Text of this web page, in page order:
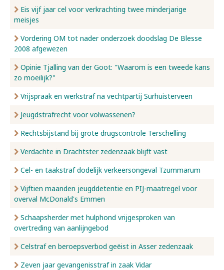
Eis vijf jaar cel voor verkrachting twee minderjarige
meisjes
Vordering OM tot nader onderzoek doodslag De Blesse
2008 afgewezen
Opinie Tjalling van der Goot: "Waarom is een tweede kans
zo moeilijk?"
Vrijspraak en werkstraf na vechtpartij Surhuisterveen
Jeugdstrafrecht voor volwassenen?
Rechtsbijstand bij grote drugscontrole Terschelling
Verdachte in Drachtster zedenzaak blijft vast
Cel- en taakstraf dodelijk verkeersongeval Tzummarum
Vijftien maanden jeugddetentie en PIJ-maatregel voor
overval McDonald's Emmen
Schaapsherder met hulphond vrijgesproken van
overtreding van aanlijngebod
Celstraf en beroepsverbod geëist in Asser zedenzaak
Zeven jaar gevangenisstraf in zaak Vidar